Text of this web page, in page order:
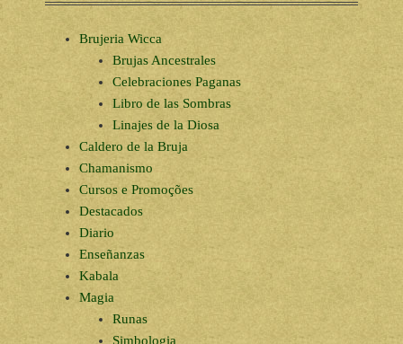
Brujeria Wicca
Brujas Ancestrales
Celebraciones Paganas
Libro de las Sombras
Linajes de la Diosa
Caldero de la Bruja
Chamanismo
Cursos e Promoções
Destacados
Diario
Enseñanzas
Kabala
Magia
Runas
Simbologia